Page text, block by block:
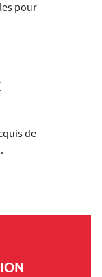
pour
de